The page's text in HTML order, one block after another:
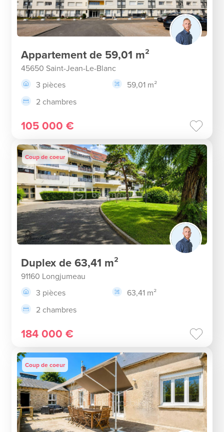
Appartement de 59,01 m²
45650 Saint-Jean-Le-Blanc
3 pièces
59,01 m²
2 chambres
105 000 €
Coup de coeur
Duplex de 63,41 m²
91160 Longjumeau
3 pièces
63,41 m²
2 chambres
184 000 €
Coup de coeur